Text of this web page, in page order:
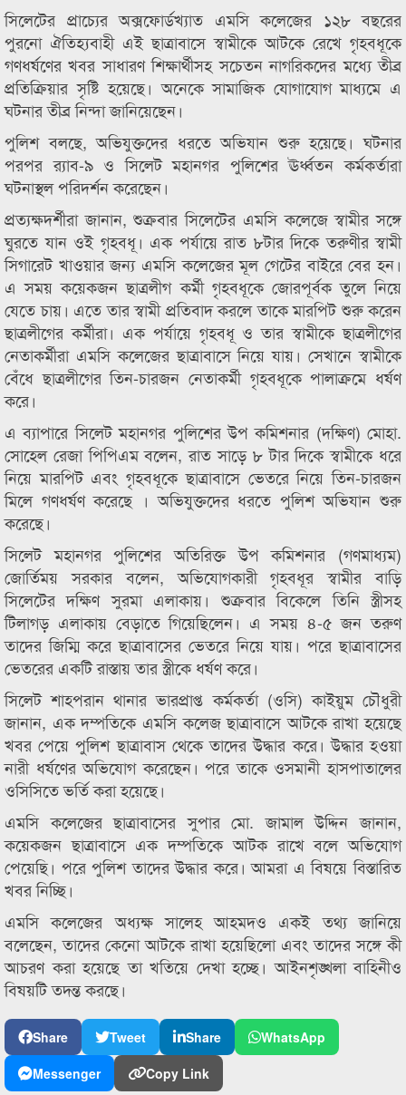
সিলেটের প্রাচ্যের অক্সফোর্ডখ্যাত এমসি কলেজের ১২৮ বছরের
পুরনো ঐতিহ্যবাহী এই ছাত্রাবাসে স্বামীকে আটকে রেখে গৃহবধূকে
গণধর্ষণের খবর সাধারণ শিক্ষার্থীসহ সচেতন নাগরিকদের মধ্যে তীব্র
প্রতিক্রিয়ার সৃষ্টি হয়েছে। অনেকে সামাজিক যোগাযোগ মাধ্যমে এ
ঘটনার তীব্র নিন্দা জানিয়েছেন।
পুলিশ বলছে, অভিযুক্তদের ধরতে অভিযান শুরু হয়েছে। ঘটনার
পরপর র‌্যাব-৯ ও সিলেট মহানগর পুলিশের ঊর্ধ্বতন কর্মকর্তারা
ঘটনাস্থল পরিদর্শন করেছেন।
প্রত্যক্ষদর্শীরা জানান, শুক্রবার সিলেটের এমসি কলেজে স্বামীর সঙ্গে
ঘুরতে যান ওই গৃহবধূ। এক পর্যায়ে রাত ৮টার দিকে তরুণীর স্বামী
সিগারেট খাওয়ার জন্য এমসি কলেজের মূল গেটের বাইরে বের হন।
এ সময় কয়েকজন ছাত্রলীগ কর্মী গৃহবধূকে জোরপূর্বক তুলে নিয়ে
যেতে চায়। এতে তার স্বামী প্রতিবাদ করলে তাকে মারপিট শুরু করেন
ছাত্রলীগের কর্মীরা। এক পর্যায়ে গৃহবধূ ও তার স্বামীকে ছাত্রলীগের
নেতাকর্মীরা এমসি কলেজের ছাত্রাবাসে নিয়ে যায়। সেখানে স্বামীকে
বেঁধে ছাত্রলীগের তিন-চারজন নেতাকর্মী গৃহবধূকে পালাক্রমে ধর্ষণ
করে।
এ ব্যাপারে সিলেট মহানগর পুলিশের উপ কমিশনার (দক্ষিণ) মোহা.
সোহেল রেজা পিপিএম বলেন, রাত সাড়ে ৮ টার দিকে স্বামীকে ধরে
নিয়ে মারপিট এবং গৃহবধূকে ছাত্রাবাসে ভেতরে নিয়ে তিন-চারজন
মিলে গণধর্ষণ করেছে । অভিযুক্তদের ধরতে পুলিশ অভিযান শুরু
করেছে।
সিলেট মহানগর পুলিশের অতিরিক্ত উপ কমিশনার (গণমাধ্যম)
জোর্তিময় সরকার বলেন, অভিযোগকারী গৃহবধূর স্বামীর বাড়ি
সিলেটের দক্ষিণ সুরমা এলাকায়। শুক্রবার বিকেলে তিনি স্ত্রীসহ
টিলাগড় এলাকায় বেড়াতে গিয়েছিলেন। এ সময় ৪-৫ জন তরুণ
তাদের জিম্মি করে ছাত্রাবাসের ভেতরে নিয়ে যায়। পরে ছাত্রাবাসের
ভেতরের একটি রাস্তায় তার স্ত্রীকে ধর্ষণ করে।
সিলেট শাহপরান থানার ভারপ্রাপ্ত কর্মকর্তা (ওসি) কাইয়ুম চৌধুরী
জানান, এক দম্পতিকে এমসি কলেজ ছাত্রাবাসে আটকে রাখা হয়েছে
খবর পেয়ে পুলিশ ছাত্রাবাস থেকে তাদের উদ্ধার করে। উদ্ধার হওয়া
নারী ধর্ষণের অভিযোগ করেছেন। পরে তাকে ওসমানী হাসপাতালের
ওসিসিতে ভর্তি করা হয়েছে।
এমসি কলেজের ছাত্রাবাসের সুপার মো. জামাল উদ্দিন জানান,
কয়েকজন ছাত্রাবাসে এক দম্পতিকে আটক রাখে বলে অভিযোগ
পেয়েছি। পরে পুলিশ তাদের উদ্ধার করে। আমরা এ বিষয়ে বিস্তারিত
খবর নিচ্ছি।
এমসি কলেজের অধ্যক্ষ সালেহ আহমদও একই তথ্য জানিয়ে
বলেছেন, তাদের কেনো আটকে রাখা হয়েছিলো এবং তাদের সঙ্গে কী
আচরণ করা হয়েছে তা খতিয়ে দেখা হচ্ছে। আইনশৃঙ্খলা বাহিনীও
বিষয়টি তদন্ত করছে।
Share Tweet Share
WhatsApp
Messenger
Copy Link